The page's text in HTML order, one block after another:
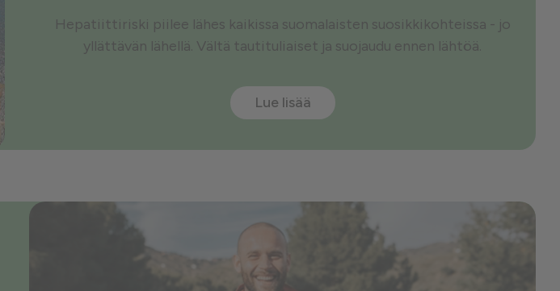
Hepatiittiriski piilee lähes kaikissa suomalaisten suosikkikohteissa - jo
yllättävän lähellä. Vältä tautituliaiset ja suojaudu ennen lähtöä.
Lue lisää